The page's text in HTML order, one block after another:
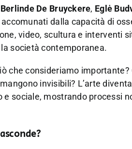
Berlinde De Bruyckere, Eglė
dalla capacità di
video, scultura e interventi
società contemporanea.
che consideriamo
invisibili? L’arte
e sociale, mostrando processi